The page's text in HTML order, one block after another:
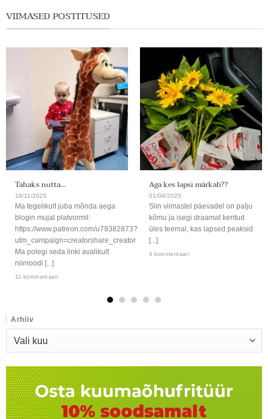
VIIMASED POSTITUSED
Tahaks nutta…
18/11/2025
Ma tegelikult juba mõnda aega
blogin mujal platvormil:
https://www.patreon.com/u79382873?
utm_campaign=creatorshare_creator
Ma polegi seda linki avalikult
niimoodi [...]
10 kommentaari
Aga kes lapsi märkab??
01/09/2025
Siin viimastel päevadel on palju
kõmu ja isegi draamat keritud
üles teemal, kas lapsed peaksid
[...]
4 kommentaari
Arhiiv
Arhiiv